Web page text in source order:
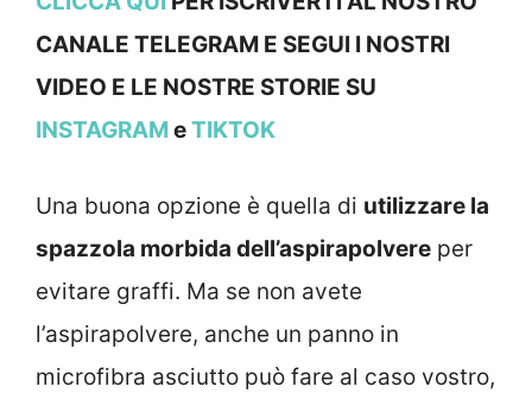
CANALE TELEGRAM E SEGUI I NOSTRI
VIDEO E LE NOSTRE STORIE SU
INSTAGRAMeTIKTOK
Una buona opzione è quella di utilizzare la
spazzola morbida dell’aspirapolvere per
evitare graffi. Ma se non avete
l’aspirapolvere, anche un panno in
microfibra asciutto può fare al caso vostro,